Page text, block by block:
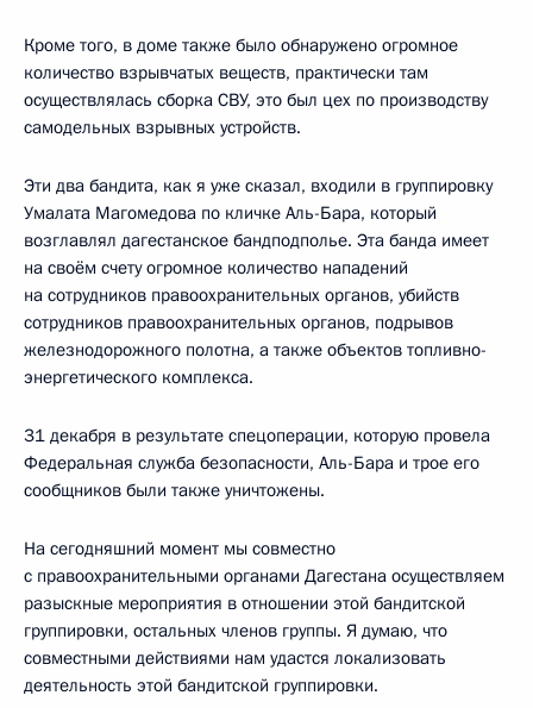
Кроме того, в доме также было обнаружено огромное
количество взрывчатых веществ, практически там
осуществлялась сборка СВУ, это был цех по производству
самодельных взрывных устройств.
Эти два бандита, как я уже сказал, входили в группировку
Умалата Магомедова по кличке Аль-Бара, который
возглавлял дагестанское бандподполье. Эта банда имеет
на своём счету огромное количество нападений
на сотрудников правоохранительных органов, убийств
сотрудников правоохранительных органов, подрывов
железнодорожного полотна, а также объектов топливно-
энергетического комплекса.
31 декабря в результате спецоперации, которую провела
Федеральная служба безопасности, Аль-Бара и трое его
сообщников были также уничтожены.
На сегодняшний момент мы совместно
с правоохранительными органами Дагестана осуществляем
разыскные мероприятия в отношении этой бандитской
группировки, остальных членов группы. Я думаю, что
совместными действиями нам удастся локализовать
деятельность этой бандитской группировки.